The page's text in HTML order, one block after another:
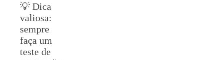
💡 Dica
valiosa:
sempre
faça um
teste de